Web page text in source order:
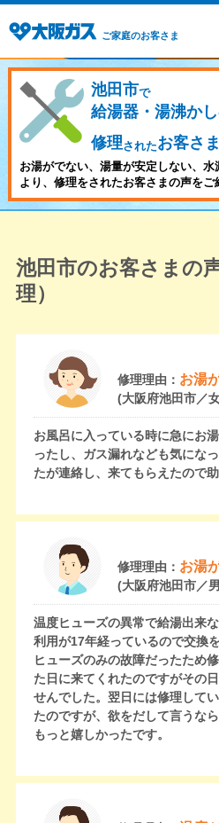
ご家庭のお客さま
池田市で
給湯器・湯沸か
修理されたお客さま
お湯がでない、湯量が安定しない、
より、修理をされたお客さまの声をご
池田市のお客さまの
理）
修理理由： お湯
(大阪府池田市／
お風呂に入っている時に急にお
ったし、ガス漏れなども気にな
たが連絡し、来てもらえたので助
修理理由： お湯
(大阪府池田市／
温度ヒューズの異常で給湯出来
利用が17年経っているので交換
ヒューズのみの故障だったため
た日に来てくれたのですがその
せんでした。翌日には修理して
たのですが、欲をだして言うな
もっと嬉しかったです。